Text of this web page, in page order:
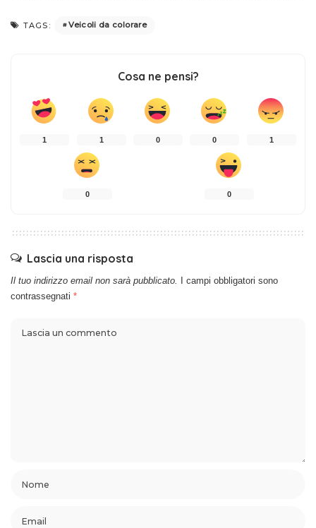
TAGS: Veicoli da colorare
Cosa ne pensi?
1 1 0 0 1
0 0
Lascia una risposta
Il tuo indirizzo email non sarà pubblicato. I campi obbligatori sono
contrassegnati *